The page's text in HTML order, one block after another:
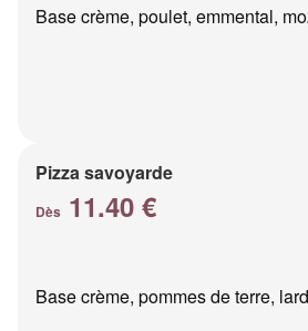
Base crème, poulet, emmental,
Pizza savoyarde
Dès 11.40 €
Base crème, pommes de terre,